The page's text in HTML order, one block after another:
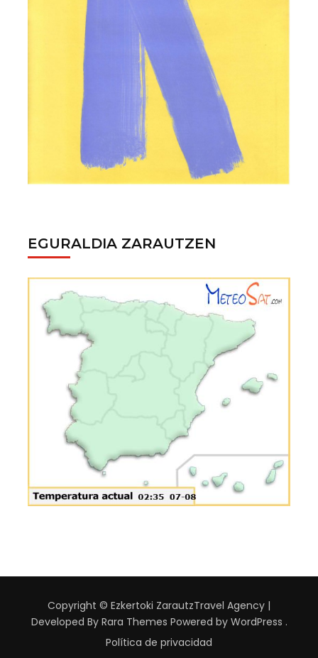
EGURALDIA ZARAUTZEN
Copyright © Ezkertoki ZarautzTravel Agency |
Developed By Rara Themes Powered by WordPress .
Política de privacidad